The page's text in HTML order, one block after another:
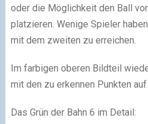
oder die Möglichkeit den Ball
platzieren. Wenige Spieler
mit dem zweiten zu erreichen.
Im farbigen oberen Bildteil
mit den zu erkennen Punkten
Das Grün der Bahn 6 im Detail: